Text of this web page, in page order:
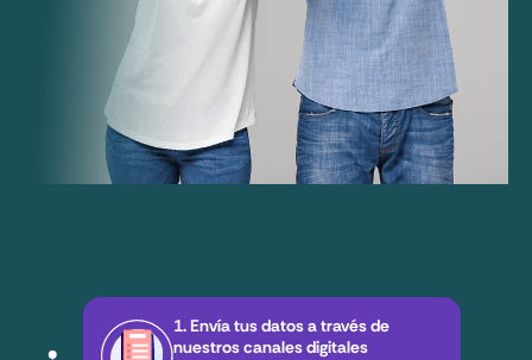
1. Envía tus datos a través de
nuestros canales digitales